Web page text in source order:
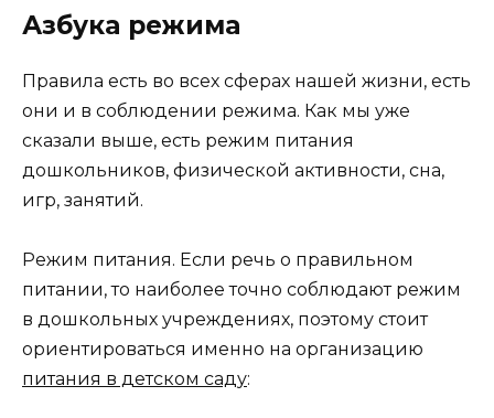
Азбука режима
Правила есть во всех сферах нашей жизни, есть
они и в соблюдении режима. Как мы уже
сказали выше, есть режим питания
дошкольников, физической активности, сна,
игр, занятий.
Режим питания. Если речь о правильном
питании, то наиболее точно соблюдают режим
в дошкольных учреждениях, поэтому стоит
ориентироваться именно на организацию
питания в детском саду: